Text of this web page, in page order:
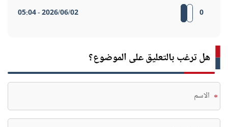
0
2026/06/02 - 05:04
هل ترغب بالتعليق على الموضوع؟
*